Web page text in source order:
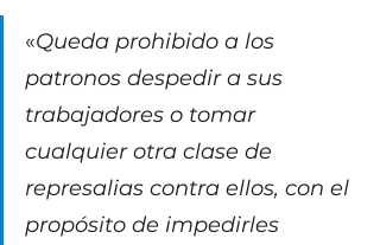
«Queda prohibido a los
patronos despedir a sus
trabajadores o tomar
cualquier otra clase de
represalias contra ellos, con el
propósito de impedirles